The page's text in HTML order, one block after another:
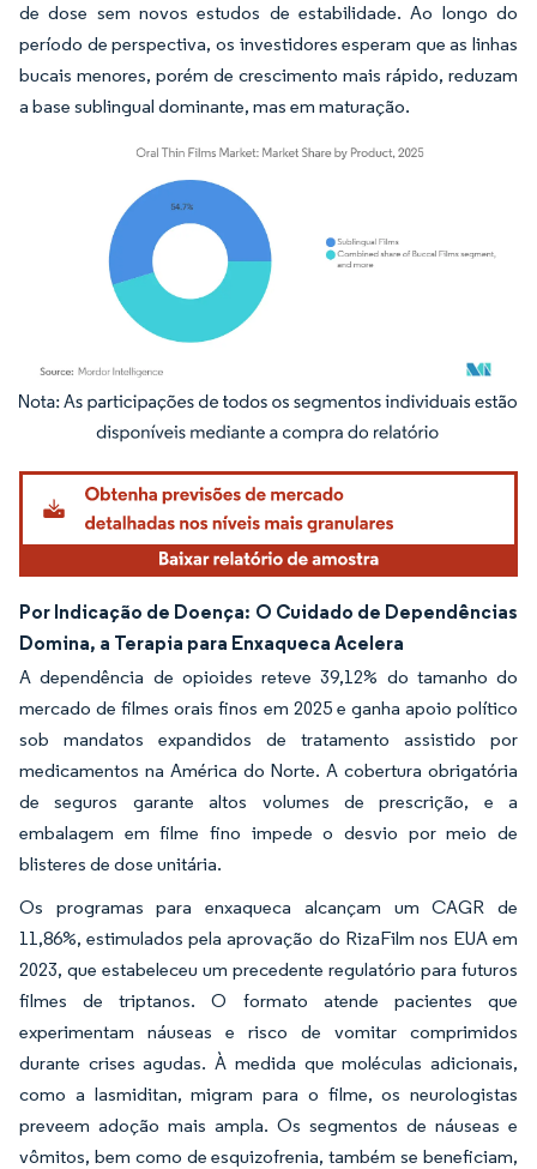
de dose sem novos estudos de estabilidade. Ao longo do
período de perspectiva, os investidores esperam que as linhas
bucais menores, porém de crescimento mais rápido, reduzam
a base sublingual dominante, mas em maturação.
Imagem © Mordor Intelligence. O reuso requer atribuição conforme CC BY 4.0.
Por Indicação de Doença: O Cuidado de Dependências
Domina, a Terapia para Enxaqueca Acelera
A dependência de opioides reteve 39,12% do tamanho do
mercado de filmes orais finos em 2025 e ganha apoio político
sob mandatos expandidos de tratamento assistido por
medicamentos na América do Norte. A cobertura obrigatória
de seguros garante altos volumes de prescrição, e a
embalagem em filme fino impede o desvio por meio de
blisteres de dose unitária.
Os programas para enxaqueca alcançam um CAGR de
11,86%, estimulados pela aprovação do RizaFilm nos EUA em
2023, que estabeleceu um precedente regulatório para futuros
filmes de triptanos. O formato atende pacientes que
experimentam náuseas e risco de vomitar comprimidos
durante crises agudas. À medida que moléculas adicionais,
como a lasmiditan, migram para o filme, os neurologistas
preveem adoção mais ampla. Os segmentos de náuseas e
vômitos, bem como de esquizofrenia, também se beneficiam,